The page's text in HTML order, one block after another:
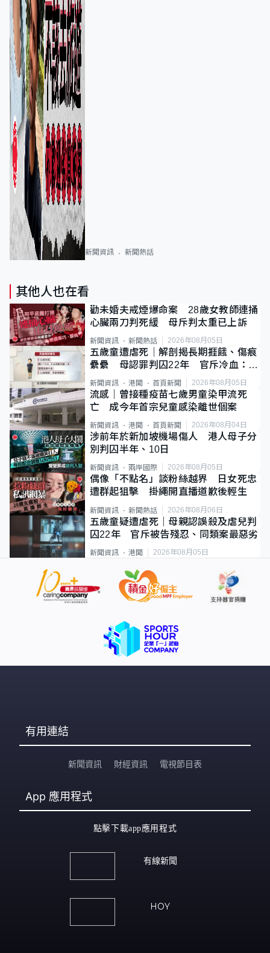
新聞資訊 新聞熱話
其他人也在看
勸未婚夫戒煙爆命案 28歲女教師連捅
心臟兩刀判死緩 母斥判太重已上訴
新聞資訊 新聞熱話 2026年08月05日
五歲童遭虐死｜解剖揭長期捱餓、傷痕
纍纍 母認罪判囚22年 官斥冷血：同
類案最惡劣
新聞資訊 港聞 首頁新聞 2026年08月05日
流感｜曾接種疫苗七歲男童染甲流死
亡 成今年首宗兒童感染離世個案
新聞資訊 港聞 首頁新聞 2026年08月04日
涉前年於新加坡機場傷人 港人母子分
別判囚半年、10日
新聞資訊 兩岸國際 2026年08月05日
偶像「不點名」談粉絲越界 日女死忠
遭群起狙擊 掛繩開直播道歉後輕生
新聞資訊 新聞熱話 2026年08月06日
五歲童疑遭虐死｜母親認誤殺及虐兒判
囚22年 官斥被告殘忍、同類案最惡劣
新聞資訊 港聞 2026年08月05日
有用連結
新聞資訊 財經資訊 電視節目表
App 應用程式
點擊下載app應用程式
有線新聞
HOY